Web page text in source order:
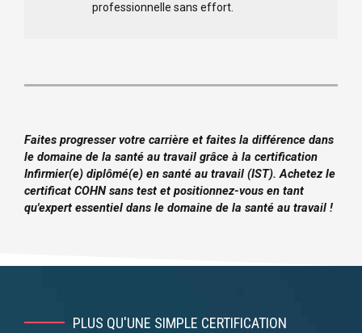
professionnelle sans effort.
Faites progresser votre carrière et faites la différence dans
le domaine de la santé au travail grâce à la certification
Infirmier(e) diplômé(e) en santé au travail (IST). Achetez le
certificat COHN sans test et positionnez-vous en tant
qu'expert essentiel dans le domaine de la santé au travail !
PLUS QU'UNE SIMPLE CERTIFICATION